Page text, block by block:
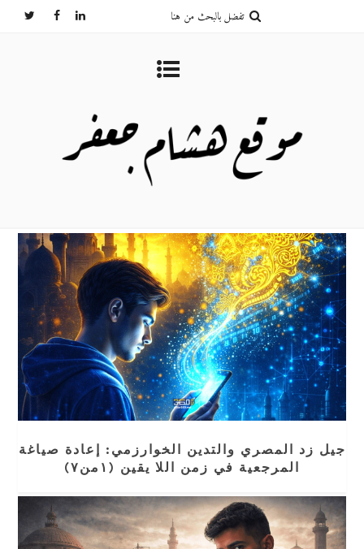
جيل زد المصري والتدين الخوارزمي: إعادة صياغة
المرجعية في زمن اللا يقين (١من٧)